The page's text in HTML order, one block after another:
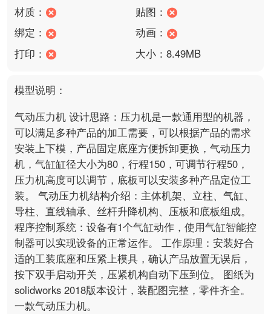
材质：
贴图：
绑定：
动画：
打印：
大小：8.49MB
模型说明：
气动压力机 设计思路：压力机是一款通用型的机器，
可以满足多种产品的加工需要，可以根据产品的需求
安装上下模，产品固定底座方便拆卸更换，气动压力
机，气缸缸径大小为80，行程150，可调节行程50，
压力机高度可以调节，底板可以安装多种产品定位工
装。 气动压力机结构介绍：主体机架、立柱、气缸、
导柱、直线轴承、丝杆升降机构、压板和底板组成。
程序控制系统：设备有1个气缸动作，使用气缸智能控
制器可以实现设备的正常运作。 工作原理：安装好合
适的工装底座和压紧上模具，确认产品放置无误后，
按下双手启动开关，压紧机构自动下压到位。 图纸为
solidworks 2018版本设计，装配图完整，零件齐全。
一款气动压力机。